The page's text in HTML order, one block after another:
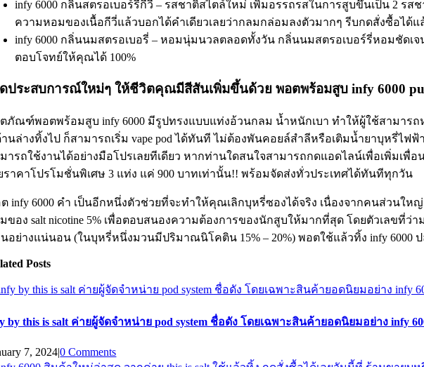
infy 6000 กลิ่นสตรอเบอร์รี่กีวี่ – รสชาติสไตล์ใหม่ เพิ่มอรรถรสในการสูบขึ้นเป็น 2 ร
ความหอมของเนื้อกีวี่แล้วบอกได้คำเดียวเลยว่ากลมกล่อมลงตัวมากๆ รีบกดสั่งซื้อได้
infy 6000 กลิ่นนมสตรอเบอรี่ – หอมนุ่มนวลตลอดทั้งวัน กลิ่นนมสตรอเบอร์รี่หอมชัด
ตอบโจทย์ให้คุณได้ 100%
ดประสบการณ์ใหม่ๆ ให้ชีวิตคุณมีสีสันเพิ่มขึ้นด้วย พอตพร้อมสูบ infy 6000
ภัณฑ์พอตพร้อมสูบ infy 6000 มีรูปทรงแบบแท่งอ้วนกลม น้ำหนักเบา ทำให้ผู้ใช้สามา
นล่างทิ้งไป ก็สามารถเริ่ม vape pod ได้ทันที ไม่ต้องพันคอยล์สำลีหรือเติมน้ำยาบุหรี่ไ
ารถใช้งานได้อย่างมือโปรเลยทีเดียว หากท่านใดสนใจสามารถกดแอดไลน์เพื่อเพิ่มเพื่
ราคาโปรโมชั่นพิเศษ 3 แท่ง แค่ 900 บาทเท่านั้น!! พร้อมจัดส่งทั่วประเทศได้ทันทีทุกวัน
infy 6000 คำ เป็นอีกหนึ่งตัวช่วยที่จะทำให้คุณเลิกบุหรี่ซองได้จริง เนื่องจากคนส่วน
ของ salt nicotine 5% เพื่อตอบสนองความต้องการของนักสูบให้มากที่สุด โดยตัวเลขที่
อย่างแน่นอน (ในบุหรี่หนึ่งมวนมีปริมาณนิโคติน 15% – 20%) พอตใช้แล้วทิ้ง infy
Posts
by this is salt ค่ายผู้จัดจำหน่าย pod system ชื่อดัง โดยเฉพาะสินค้ายอดนิยมอย่าง infy
7, 2024|0 Comments